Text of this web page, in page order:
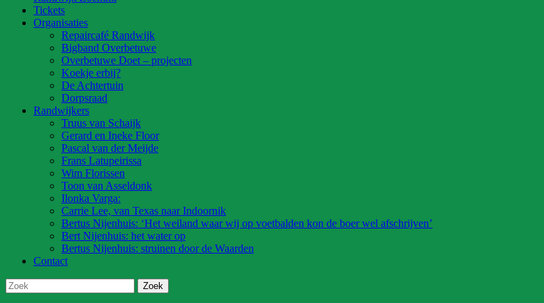
Tickets
Organisaties
Repaircafé Randwijk
Bigband Overbetuwe
Overbetuwe Doet – projecten
Koekje erbij?
De Achtertuin
Dorpsraad
Randwijkers
Truus van Schaijk
Gerard en Ineke Floor
Pascal van der Meijde
Frans Latupeirissa
Wim Florissen
Toon van Asseldonk
Ilonka Varga:
Carrie Lee, van Texas naar Indoornik
Bertus Nijenhuis: ‘Het weiland waar wij op voetbalden kon de boer wel afschrijven’
Bert Nijenhuis: het water op
Bertus Nijenhuis: struinen door de Waarden
Contact